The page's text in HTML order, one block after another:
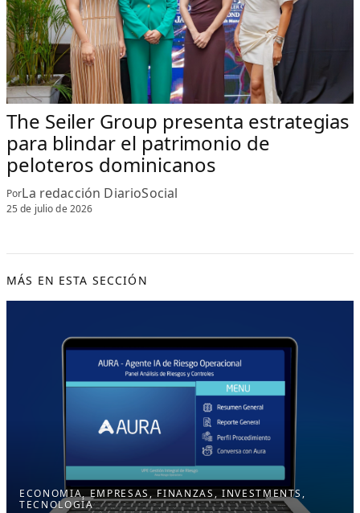
The Seiler Group presenta estrategias
para blindar el patrimonio de
peloteros dominicanos
PorLa redacción DiarioSocial
25 de julio de 2026
MÁS EN ESTA SECCIÓN
ECONOMIA, EMPRESAS , FINANZAS , INVESTMENTS
TECNOLOGÍA